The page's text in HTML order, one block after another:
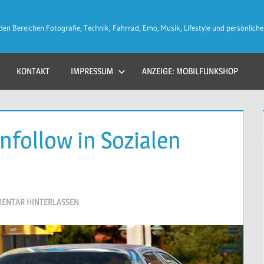
Bereichen Fotografie, Technik, Fahrrad, Emo, Musik, Lifestyle und
KONTAKT IMPRESSUM ANZEIGE: MOBILFUNKSHOP
in Sozialen
HINTERLASSEN